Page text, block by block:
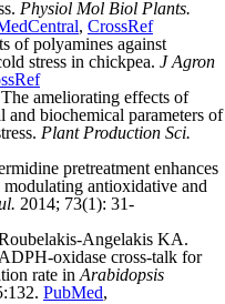
Physiol Mol Biol Plants.
, CrossRef
of polyamines against
stress in chickpea. J Agron
ameliorating effects of
biochemical parameters of
Plant Production Sci.
pretreatment enhances
antioxidative and
2014; 73(1): 31-
Angelakis KA.
oxidase cross-talk for
rate in Arabidopsis
PubMed,